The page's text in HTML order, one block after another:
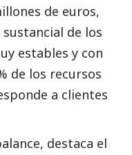
de euros,
de los
estables y con
de los recursos
a clientes
destaca el